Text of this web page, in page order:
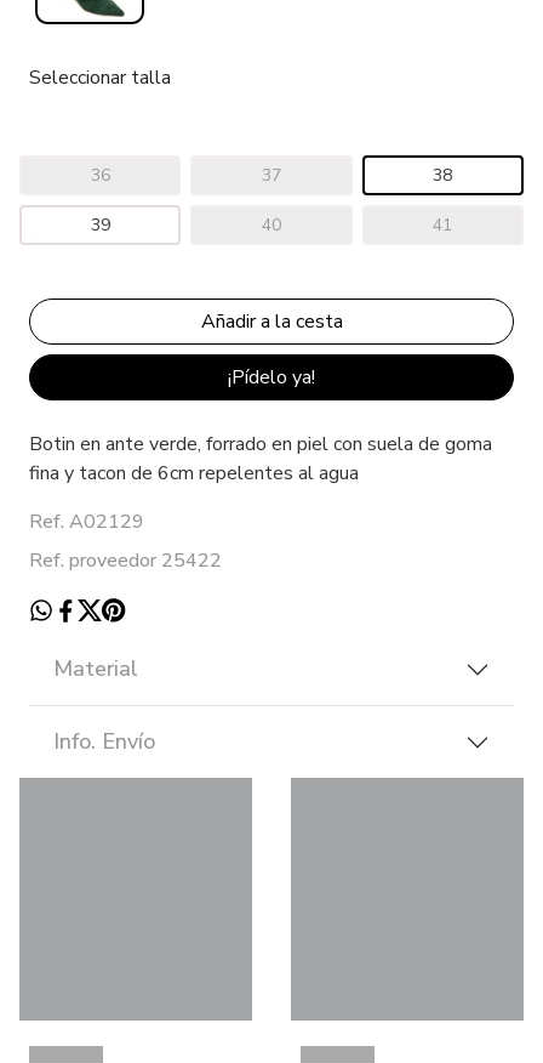
Seleccionar talla
36 37 38
39 40 41
¡Pídelo ya!
Botin en ante verde, forrado en piel con suela de goma
fina y tacon de 6cm repelentes al agua
Ref. A02129
Ref. proveedor 25422
Material
Info. Envío